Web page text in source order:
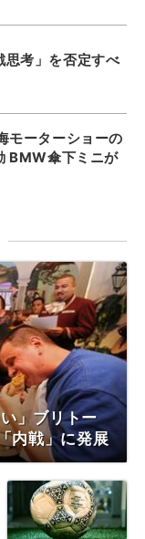
思考」を否定すべ
モーターショーの
BMW傘下ミニが
」ブリトー
内戦」に発展